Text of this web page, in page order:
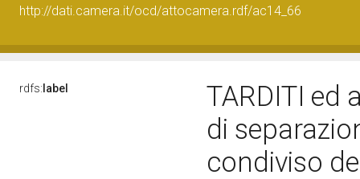
http://dati.camera.it/ocd/attocamera.rdf/ac14_66
rdfs: label
TARDITI ed
di
condiviso